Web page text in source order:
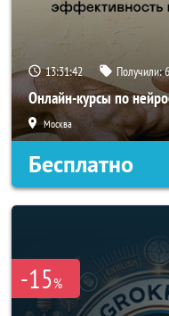
13:31:40 Получили:6
Онлайн-курсы по
Москва
Бесплатно
-15%